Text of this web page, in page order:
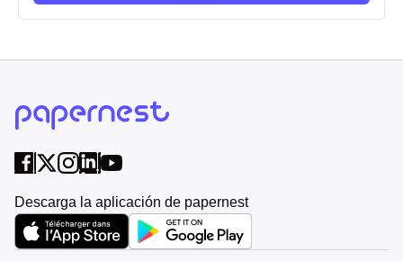
Descarga la aplicación de papernest